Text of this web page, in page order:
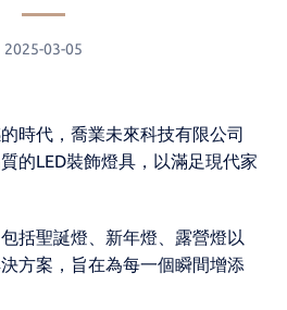
2025-03-05
時代，喬業未來科技有限公司
的LED裝飾燈具，以滿足現代家
括聖誕燈、新年燈、露營燈以
方案，旨在為每一個瞬間增添